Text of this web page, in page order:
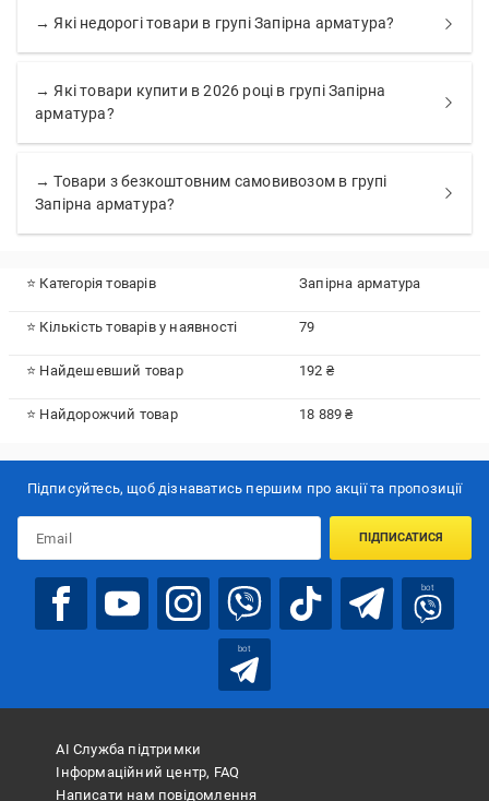
→ Які недорогі товари в групі Запірна арматура?
→ Які товари купити в 2026 році в групі Запірна
арматура?
→ Товари з безкоштовним самовивозом в групі
Запірна арматура?
⭐ Категорія товарів Запірна арматура
⭐ Кількість товарів у наявності 79
⭐ Найдешевший товар 192 ₴
⭐ Найдорожчий товар 18 889 ₴
Підписуйтесь, щоб дізнаватись першим про акції та пропозиції
ПІДПИСАТИСЯ
bot
bot
АІ Служба підтримки
Інформаційний центр, FAQ
Написати нам повідомлення